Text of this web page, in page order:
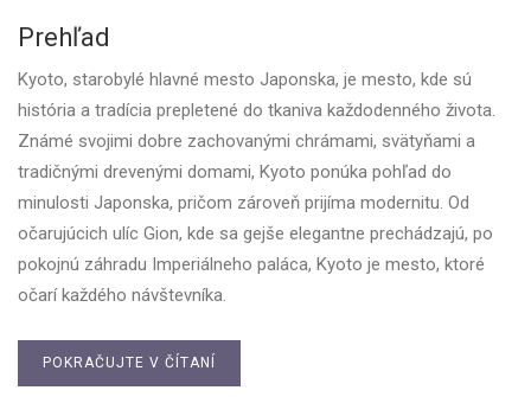
Prehľad
Kyoto, starobylé hlavné mesto Japonska, je mesto, kde sú
história a tradícia prepletené do tkaniva každodenného života.
Známé svojimi dobre zachovanými chrámami, svätyňami a
tradičnými drevenými domami, Kyoto ponúka pohľad do
minulosti Japonska, pričom zároveň prijíma modernitu. Od
očarujúcich ulíc Gion, kde sa gejše elegantne prechádzajú, po
pokojnú záhradu Imperiálneho paláca, Kyoto je mesto, ktoré
očarí každého návštevníka.
POKRAČUJTE V ČÍTANÍ